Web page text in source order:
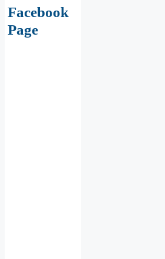
Facebook
Page